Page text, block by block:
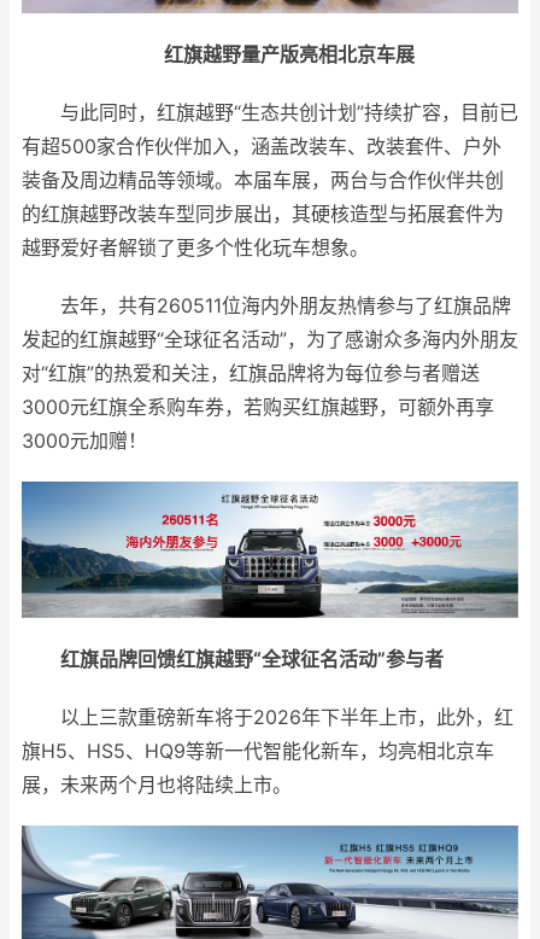
红旗越野量产版亮相北京车展
与此同时，红旗越野“生态共创计划”持续扩容，目前已
有超500家合作伙伴加入，涵盖改装车、改装套件、户外
装备及周边精品等领域。本届车展，两台与合作伙伴共创
的红旗越野改装车型同步展出，其硬核造型与拓展套件为
越野爱好者解锁了更多个性化玩车想象。
去年，共有260511位海内外朋友热情参与了红旗品牌
发起的红旗越野“全球征名活动”，为了感谢众多海内外朋友
对“红旗”的热爱和关注，红旗品牌将为每位参与者赠送
3000元红旗全系购车券，若购买红旗越野，可额外再享
3000元加赠！
红旗品牌回馈红旗越野“全球征名活动”参与者
以上三款重磅新车将于2026年下半年上市，此外，红
旗H5、HS5、HQ9等新一代智能化新车，均亮相北京车
展，未来两个月也将陆续上市。